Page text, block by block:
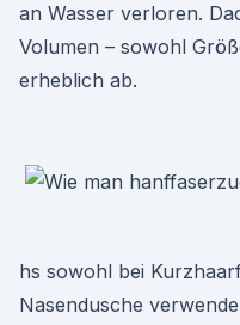
an Wasser verloren.
Volumen – sowohl
erheblich ab.
hs sowohl bei
Nasendusche